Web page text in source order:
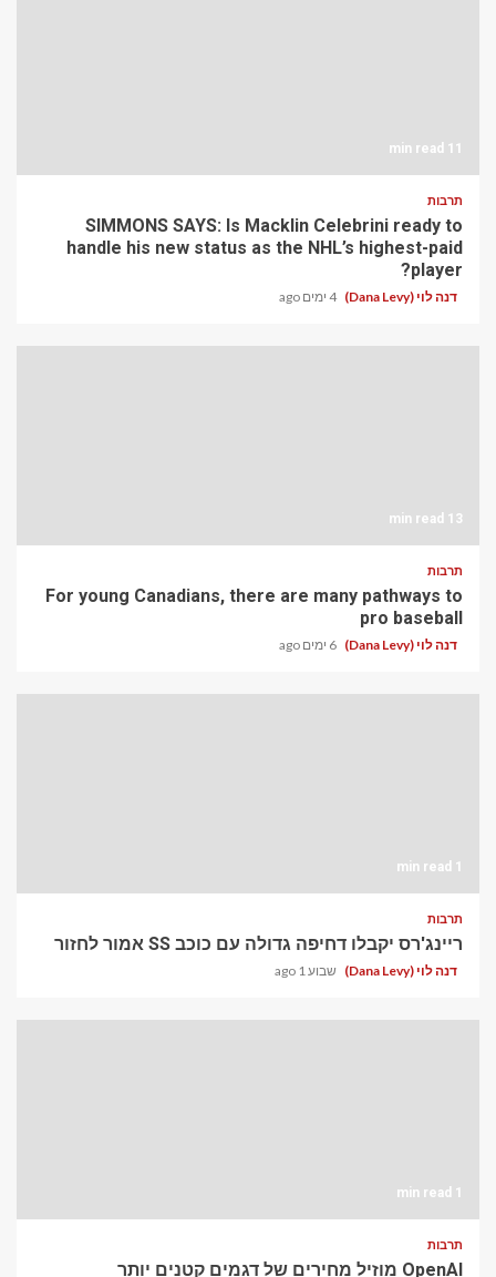
11 min read
תרבות
SIMMONS SAYS: Is Macklin Celebrini ready to
handle his new status as the NHL’s highest-paid
player?
דנה לוי (Dana Levy) 4 ימים ago
13 min read
תרבות
For young Canadians, there are many pathways to
pro baseball
דנה לוי (Dana Levy) 6 ימים ago
1 min read
תרבות
ריינג'רס יקבלו דחיפה גדולה עם כוכב SS אמור לחזור
דנה לוי (Dana Levy) שבוע 1 ago
1 min read
תרבות
OpenAI מוזיל מחירים של דגמים קטנים יותר